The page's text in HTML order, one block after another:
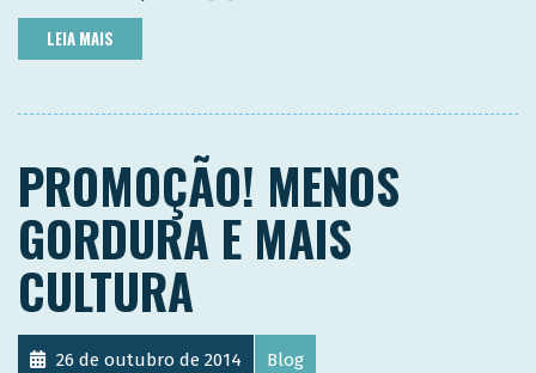
LEIA MAIS
PROMOÇÃO! MENOS
GORDURA E MAIS
CULTURA
26 de outubro de 2014 Blog